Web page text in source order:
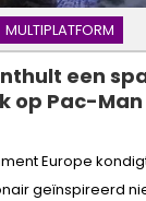
MULTIPLATFORM
een
op Pac-Man
Europe
geïnspireerd